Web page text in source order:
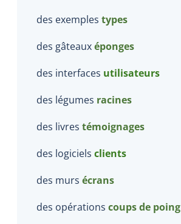
des exemples types
des gâteauxéponges
des interfaces utilisateurs
des légumes racines
des livres témoignages
des logiciels clients
des murs écrans
des opérations coups de poing